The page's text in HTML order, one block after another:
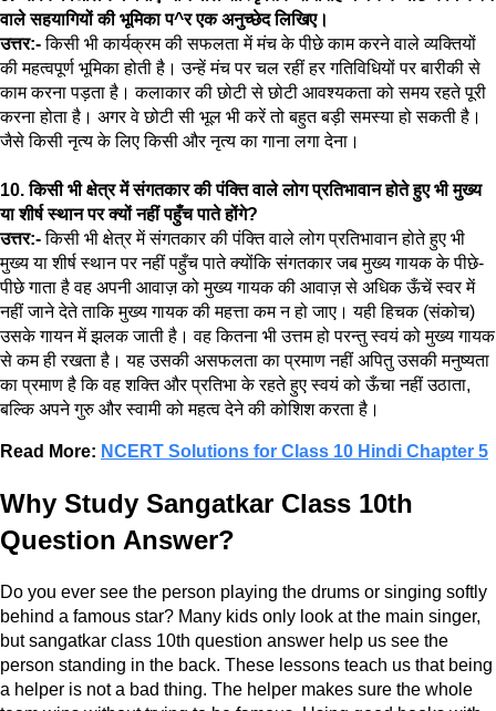
वाले सहयागियों की भूमिका प^र एक अनुच्छेद लिखिए।
उत्तर:-किसी भी कार्यक्रम की सफलता में मंच के पीछे काम करने वाले व्यक्तियों
की महत्वपूर्ण भूमिका होती है। उन्हें मंच पर चल रहीं हर गतिविधियों पर बारीकी से
काम करना पड़ता है। कलाकार की छोटी से छोटी आवश्यकता को समय रहते पूरी
करना होता है। अगर वे छोटी सी भूल भी करें तो बहुत बड़ी समस्या हो सकती है।
जैसे किसी नृत्य के लिए किसी और नृत्य का गाना लगा देना।
10. किसी भी क्षेत्र में संगतकार की पंक्ति वाले लोग प्रतिभावान होते हुए भी मुख्य
या शीर्ष स्थान पर क्यों नहीं पहुँच पाते होंगे?
उत्तर:-किसी भी क्षेत्र में संगतकार की पंक्ति वाले लोग प्रतिभावान होते हुए भी
मुख्य या शीर्ष स्थान पर नहीं पहुँच पाते क्योंकि संगतकार जब मुख्य गायक के पीछे-
पीछे गाता है वह अपनी आवाज़ को मुख्य गायक की आवाज़ से अधिक ऊँचें स्वर में
नहीं जाने देते ताकि मुख्य गायक की महत्ता कम न हो जाए। यही हिचक (संकोच)
उसके गायन में झलक जाती है। वह कितना भी उत्तम हो परन्तु स्वयं को मुख्य गायक
से कम ही रखता है। यह उसकी असफलता का प्रमाण नहीं अपितु उसकी मनुष्यता
का प्रमाण है कि वह शक्ति और प्रतिभा के रहते हुए स्वयं को ऊँचा नहीं उठाता,
बल्कि अपने गुरु और स्वामी को महत्व देने की कोशिश करता है।
Read More: NCERT Solutions for Class 10 Hindi Chapter 5
Why Study Sangatkar Class 10th
Question Answer?
Do you ever see the person playing the drums or singing softly
behind a famous star? Many kids only look at the main singer,
but sangatkar class 10th question answer help us see the
person standing in the back. These lessons teach us that being
a helper is not a bad thing. The helper makes sure the whole